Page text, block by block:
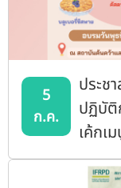
5
ก.ค.
ประช
ปฏิบัติ
เค้กเ